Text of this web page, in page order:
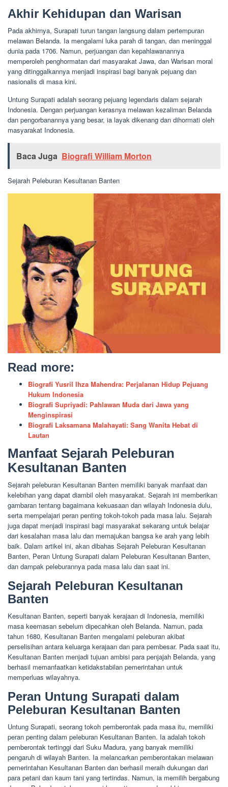
Akhir Kehidupan dan Warisan
Pada akhirnya, Surapati turun tangan langsung dalam pertempuran
melawan Belanda. Ia mengalami luka parah di tangan, dan meninggal
dunia pada 1706. Namun, perjuangan dan kepahlawanannya
memperoleh penghormatan dari masyarakat Jawa, dan Warisan moral
yang ditinggalkannya menjadi inspirasi bagi banyak pejuang dan
nasionalis di masa kini.
Untung Surapati adalah seorang pejuang legendaris dalam sejarah
Indonesia. Dengan perjuangan kerasnya melawan kezaliman Belanda
dan pengorbanannya yang besar, ia layak dikenang dan dihormati oleh
masyarakat Indonesia.
Baca Juga Biografi William Morton
Sejarah Peleburan Kesultanan Banten
Read more:
Biografi Yusril Ihza Mahendra: Perjalanan Hidup Pejuang
Hukum Indonesia
Biografi Supriyadi: Pahlawan Muda dari Jawa yang
Menginspirasi
Biografi Laksamana Malahayati: Sang Wanita Hebat di
Lautan
Manfaat Sejarah Peleburan
Kesultanan Banten
Sejarah peleburan Kesultanan Banten memiliki banyak manfaat dan
kelebihan yang dapat diambil oleh masyarakat. Sejarah ini memberikan
gambaran tentang bagaimana kekuasaan dan wilayah Indonesia dulu,
serta mempelajari peran penting tokoh-tokoh pada masa lalu. Sejarah
juga dapat menjadi inspirasi bagi masyarakat sekarang untuk belajar
dari kesalahan masa lalu dan memajukan bangsa ke arah yang lebih
baik. Dalam artikel ini, akan dibahas Sejarah Peleburan Kesultanan
Banten, Peran Untung Surapati dalam Peleburan Kesultanan Banten,
dan dampak peleburannya pada masa lalu dan saat ini.
Sejarah Peleburan Kesultanan
Banten
Kesultanan Banten, seperti banyak kerajaan di Indonesia, memiliki
masa keemasan sebelum dipecahkan oleh Belanda. Namun, pada
tahun 1680, Kesultanan Banten mengalami peleburan akibat
perselisihan antara keluarga kerajaan dan para pembesar. Pada saat itu,
Kesultanan Banten menjadi tujuan ambisi para penjajah Belanda, yang
berhasil memanfaatkan ketidakstabilan pemerintahan untuk
memperluas wilayahnya.
Peran Untung Surapati dalam
Peleburan Kesultanan Banten
Untung Surapati, seorang tokoh pemberontak pada masa itu, memiliki
peran penting dalam peleburan Kesultanan Banten. Ia adalah tokoh
pemberontak tertinggi dari Suku Madura, yang banyak memiliki
pengaruh di wilayah Banten. Ia melancarkan pemberontakan melawan
pemerintahan Kesultanan Banten dan berhasil meraih dukungan dari
para petani dan kaum tani yang tertindas. Namun, ia memilih bergabung